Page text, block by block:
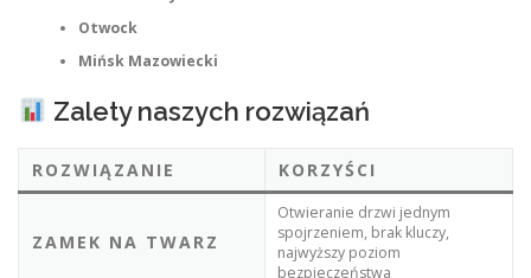
Otwock
Mińsk Mazowiecki
Zalety naszych rozwiązań
ROZWIĄZANIE KORZYŚCI
ZAMEK NA TWARZ
Otwieranie drzwi jednym
spojrzeniem, brak kluczy,
najwyższy poziom
bezpieczeństwa